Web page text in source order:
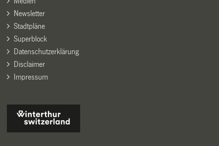
Newsletter
Stadtpläne
Superblock
Datenschutzerklärung
Disclaimer
Impressum